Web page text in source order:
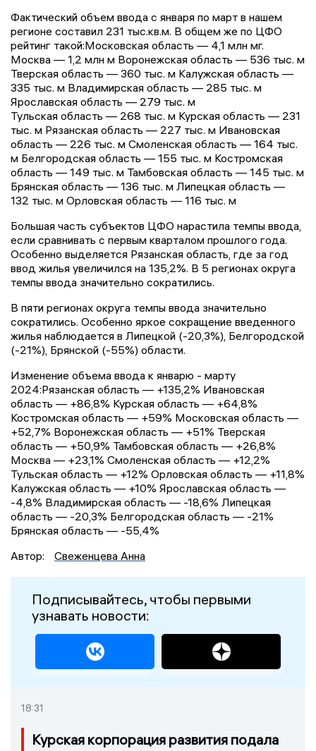
Фактический объем ввода с января по март в нашем
регионе составил 231 тыс.кв.м. В общем же по ЦФО
рейтинг такой:Московская область — 4,1 млн мг.
Москва — 1,2 млн м Воронежская область — 536 тыс. м
Тверская область — 360 тыс. м Калужская область —
335 тыс. м Владимирская область — 285 тыс. м
Ярославская область — 279 тыс. м
Тульская область — 268 тыс. м Курская область — 231
тыс. м Рязанская область — 227 тыс. м Ивановская
область — 226 тыс. м Смоленская область — 164 тыс.
м Белгородская область — 155 тыс. м Костромская
область — 149 тыс. м Тамбовская область — 145 тыс. м
Брянская область — 136 тыс. м Липецкая область —
132 тыс. м Орловская область — 116 тыс. м
Большая часть субъектов ЦФО нарастила темпы ввода,
если сравнивать с первым кварталом прошлого года.
Особенно выделяется Рязанская область, где за год
ввод жилья увеличился на 135,2%. В 5 регионах округа
темпы ввода значительно сократились.
В пяти регионах округа темпы ввода значительно
сократились. Особенно яркое сокращение введенного
жилья наблюдается в Липецкой (-20,3%), Белгородской
(-21%), Брянской (-55%) области.
Изменение объема ввода к январю - марту
2024:Рязанская область — +135,2% Ивановская
область — +86,8% Курская область — +64,8%
Костромская область — +59% Московская область —
+52,7% Воронежская область — +51% Тверская
область — +50,9% Тамбовская область — +26,8%
Москва — +23,1% Смоленская область — +12,2%
Тульская область — +12% Орловская область — +11,8%
Калужская область — +10% Ярославская область —
-4,8% Владимирская область — -18,6% Липецкая
область — -20,3% Белгородская область — -21%
Брянская область — -55,4%
Автор:
Свеженцева Анна
Подписывайтесь, чтобы первыми
узнавать новости:
18:31
Курская корпорация развития подала